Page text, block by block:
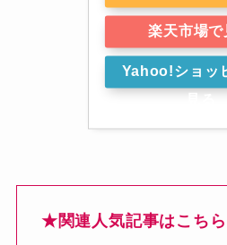
楽天市場で
Yahoo!ショッ
★関連人気記事はこち